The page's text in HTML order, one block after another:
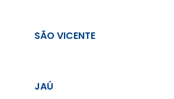
SÃO VICENTE
JAÚ